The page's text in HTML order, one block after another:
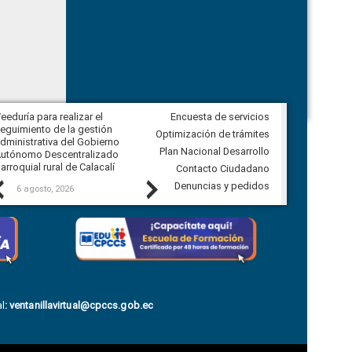
Previous
para realizar el
de la gestión
del Gobierno
Descentralizado
rural de Calacalí
6 agosto, 2026
Veeduría para vigilar los acuerdos,
derivados de la Audiencia Pública
comunidad Urbina, parroquia la
Carolina
5 agosto, 2026
Next
Encuesta de servicios
Optimización de trámites
Plan Nacional Desarrollo
Contacto Ciudadano
Denuncias y pedidos
:ventanillavirtual@cpccs.gob.ec